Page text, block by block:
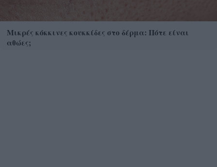
Μικρές κόκκινες κουκκίδες στο δέρμα: Πότε είναι
αθώες;